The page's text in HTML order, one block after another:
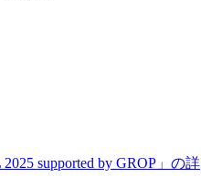
supported by GROP」の詳